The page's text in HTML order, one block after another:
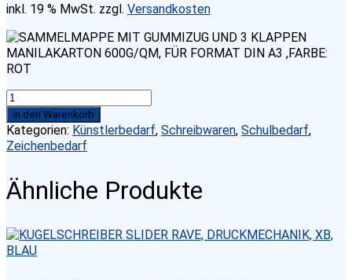
inkl. 19 % MwSt. zzgl. Versandkosten
SAMMELMAPPE
MIT
GUMMIZUG
DIN
,FARBE:
ROT
In den Warenkorb
Kategorien: Künstlerbedarf, Schreibwaren, Schulbedarf,
Zeichenbedarf
Ähnliche Produkte